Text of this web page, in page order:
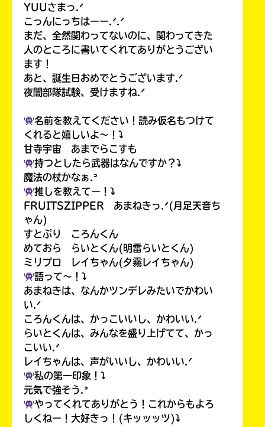
YUUさまっ.ᐟ
こっんにっちはーー.ᐟ.ᐟ
まだ、全然関わってないのに、関わってきた
人のところに書いてくれてありがとうござい
ます！
あと、誕生日おめでとうございます.ᐟ
夜闇部隊試験、受けますね.ᐟ
名前を教えてください！読み仮名もつけて
くれると嬉しいよ〜！⤵︎
甘寺宇宙 あまでらこすも
持つとしたら武器はなんですか？⤵︎
魔法の杖かなぁ.ᐣ
推しを教えてー！⤵︎
FRUITSZIPPER あまねきっ.ᐟ(月足天音ち
ゃん)
すとぷり ころんくん
めておら らいとくん(明雷らいとくん)
ミリプロ レイちゃん(夕霧レイちゃん)
語って〜！⤵︎
あまねきは、なんかツンデレみたいでかわい
い.ᐟ
ころんくんは、かっこいいし、かわいい.ᐟ
らいとくんは、みんなを盛り上げてて、かっ
こいい.ᐟ
レイちゃんは、声がいいし、かわいい.ᐟ
私の第一印象！⤵︎
元気で強そう.ᐣ
やってくれてありがとう！これからもよろ
しくねー！大好きっ！(キッッッツ)⤵︎